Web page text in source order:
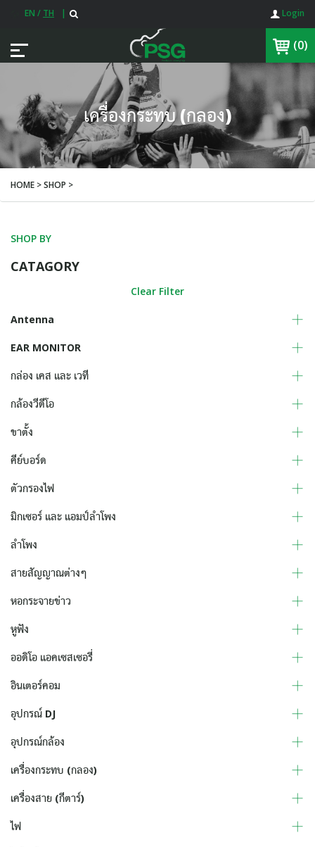
EN / TH | Login
(0)
เครื่องกระทบ (กลอง)
HOME > SHOP >
SHOP BY
CATAGORY
Clear Filter
Antenna
EAR MONITOR
กล่อง เคส และ เวที
กล้องวีดีโอ
ขาตั้ง
คีย์บอร์ด
ตัวกรองไฟ
มิกเซอร์ และ แอมป์ลำโพง
ลำโพง
สายสัญญาณต่างๆ
หอกระจายข่าว
หูฟัง
ออดิโอ แอคเซสเซอรี่
อินเตอร์คอม
อุปกรณ์ DJ
อุปกรณ์กล้อง
เครื่องกระทบ (กลอง)
เครื่องสาย (กีตาร์)
ไฟ